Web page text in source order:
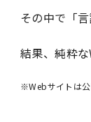
その中で「
結果、純粋
※Webサイトは